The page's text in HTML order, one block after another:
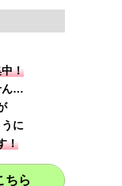
！
ん…
に
！
ちら